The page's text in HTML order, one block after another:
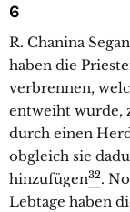
6
R. Chanina
haben die
verbrennen,
entweiht wurde,
durch einen
obgleich sie
hinzufügen32.
Lebtage haben